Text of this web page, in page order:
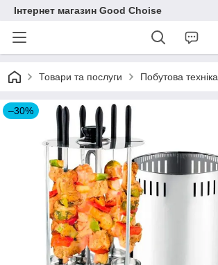
Інтернет магазин Good Choise
Товари та послуги Побутова техніка
–30%